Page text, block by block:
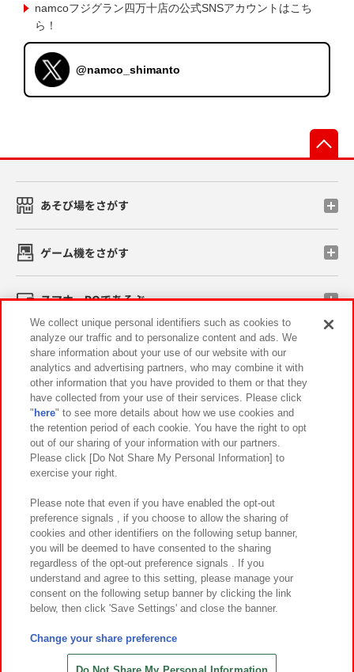
namcoフジグラン四万十店の公式SNSアカウントはこち
ら！
@namco_shimanto
あそび場をさがす
ゲーム機をさがす
スマホ・PCであそぶ
イベント・キャンペーン
関連会社 サステナビリティ サイトポリシー
プライバシーポリシー ウェブアクセシビリティ方針と検証結果
お取引先さまとともに
カスタマーハラスメント対応方針 よくあるご質問・お問い合わせ
©Bandai Namco Amusement Inc.
©Bandai Namco Amusement Lab Inc.
©HANAYASHIKI Co., Ltd. All Rights Reserved.
We collect unique personal identifiers such as cookies to
analyze our traffic and to personalize content and ads. We
share information about your use of our website with our
analytics and advertising partners, who may combine it with
other information that you have provided to them or that they
have collected from your use of their services. Please click
" here" to see more details about how we use cookies and
the retention period of each cookie. You have the right to opt
out of our sharing of your information with our partners.
Please click [Do Not Share My Personal Information] to
exercise your right.
Please note that even if you have enabled the opt-out
preference signals , if you choose to allow the sharing of
cookies and other identifiers on the following setup banner,
you will be deemed to have consented to the sharing
regardless of the opt-out preference signals . If you
understand and agree to this setting, please manage your
consent on the following setup banner by clicking the link
below, then click 'Save Settings' and close the banner.
Change your share preference